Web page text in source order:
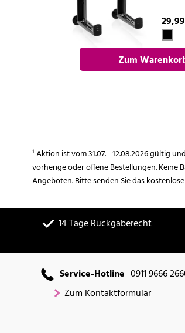
Zum
¹ Aktion ist vom 31.07. - 12.08.2026 gültig
vorherige oder offene Bestellungen. Keine
Angeboten. Bitte senden Sie das
14 Tage Rückgaberecht
Service-Hotline 0911 9666
Zum Kontaktformular